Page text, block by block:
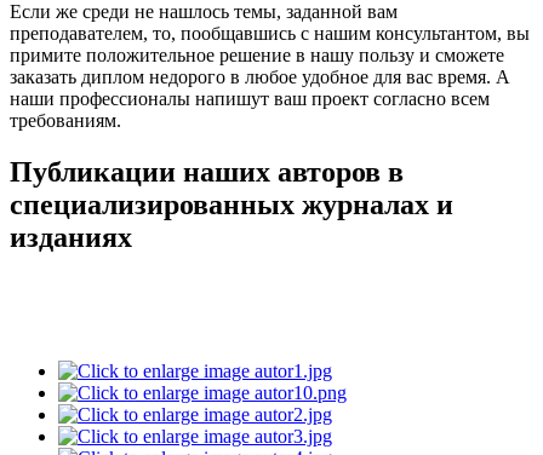
Если же среди не нашлось темы, заданной вам
преподавателем, то, пообщавшись с нашим консультантом, вы
примите положительное решение в нашу пользу и сможете
заказать диплом недорого в любое удобное для вас время. А
наши профессионалы напишут ваш проект согласно всем
требованиям.
Публикации наших авторов в
специализированных журналах и
изданиях